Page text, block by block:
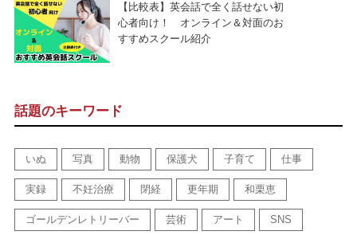
【比較表】英会話で全く話せない初
心者向け！ オンライン＆対面のお
すすめスクール紹介
話題のキーワード
いぬ 写真 動物 保護犬 子育て 仕事
実録 不妊治療 閉経 更年期 和栗恵
ゴールデンレトリーバー 芸術 アート SNS